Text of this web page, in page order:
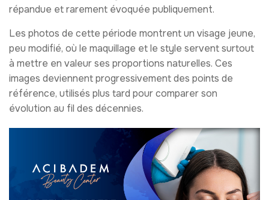
répandue et rarement évoquée publiquement.
Les photos de cette période montrent un visage jeune,
peu modifié, où le maquillage et le style servent surtout
à mettre en valeur ses proportions naturelles. Ces
images deviennent progressivement des points de
référence, utilisés plus tard pour comparer son
évolution au fil des décennies.